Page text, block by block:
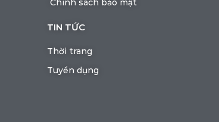
Chính sách bảo mật
TIN TỨC
Thời trang
Tuyển dụng